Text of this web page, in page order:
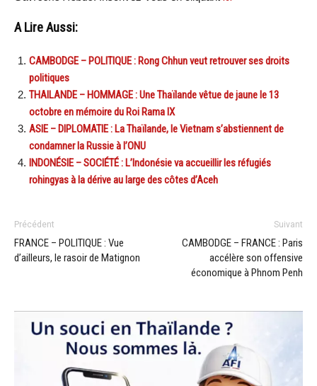
A Lire Aussi:
CAMBODGE – POLITIQUE : Rong Chhun veut retrouver ses droits
politiques
THAILANDE – HOMMAGE : Une Thaïlande vêtue de jaune le 13
octobre en mémoire du Roi Rama IX
ASIE – DIPLOMATIE : La Thaïlande, le Vietnam s’abstiennent de
condamner la Russie à l’ONU
INDONÉSIE – SOCIÉTÉ : L’Indonésie va accueillir les réfugiés
rohingyas à la dérive au large des côtes d’Aceh
Précédent
FRANCE – POLITIQUE : Vue
d’ailleurs, le rasoir de Matignon
Suivant
CAMBODGE – FRANCE : Paris
accélère son offensive
économique à Phnom Penh